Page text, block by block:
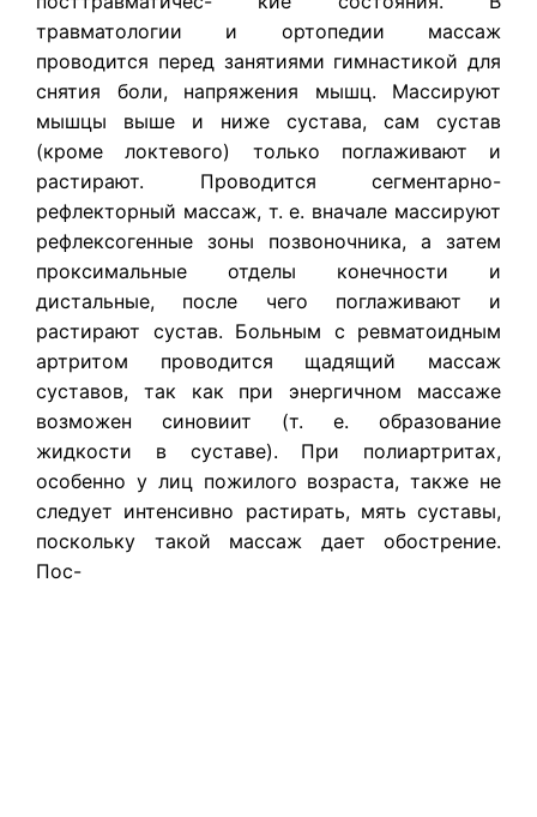
травматологии и ортопедии массаж
проводится перед занятиями гимнастикой для
снятия боли, напряжения мышц. Массируют
мышцы выше и ниже сустава, сам сустав
(кроме локтевого) только поглаживают и
растирают. Проводится сегментарно-
рефлекторный массаж, т. е. вначале массируют
рефлексогенные зоны позвоночника, а затем
проксимальные отделы конечности и
дистальные, после чего поглаживают и
растирают сустав. Больным с ревматоидным
артритом проводится щадящий массаж
суставов, так как при энергичном массаже
возможен синовиит (т. е. образование
жидкости в суставе). При полиартритах,
особенно у лиц пожилого возраста, также не
следует интенсивно растирать, мять суставы,
поскольку такой массаж дает обострение.
Пос-